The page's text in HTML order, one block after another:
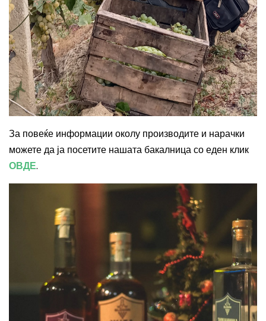
За повеќе информации околу производите и нарачки
можете да ја посетите нашата бакалница со еден клик
ОВДЕ.